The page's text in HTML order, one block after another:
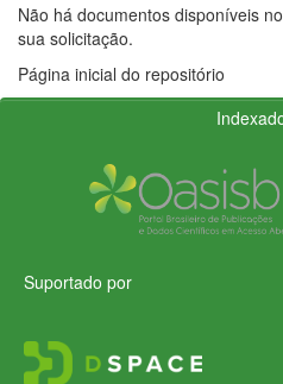
Não há documentos disponíveis
sua solicitação.
Página inicial do repositório
Suportado por